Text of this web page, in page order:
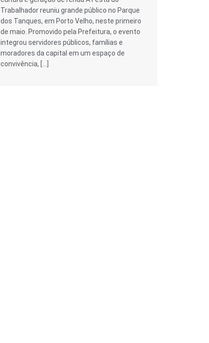
Trabalhador reuniu grande público no Parque
dos Tanques, em Porto Velho, neste primeiro
de maio. Promovido pela Prefeitura, o evento
integrou servidores públicos, famílias e
moradores da capital em um espaço de
convivência, […]